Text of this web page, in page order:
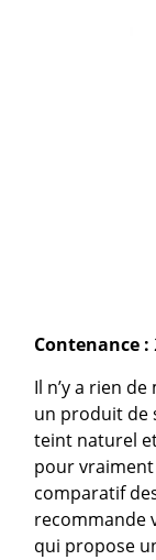
Contenance :
Il n’y a rien
un produit de
teint naturel
pour
comparatif
recommande
qui propose